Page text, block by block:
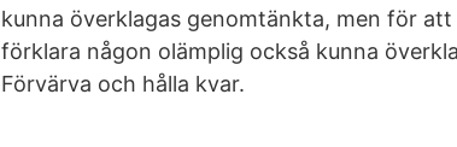
kunna överklagas genomtänkta, men för
förklara någon olämplig också kunna
Förvärva och hålla kvar.